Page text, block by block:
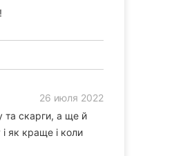
26 июля 2022
та скарги, а ще й
як краще і коли